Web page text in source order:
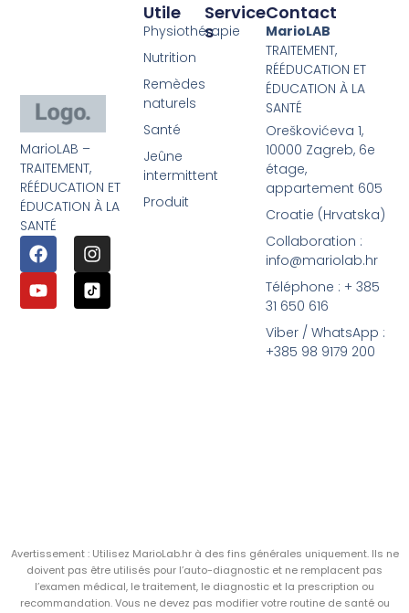
MarioLAB –
TRAITEMENT,
RÉÉDUCATION ET
ÉDUCATION À LA
SANTÉ
Service
S
Utile
Physiothérapie
Nutrition
Remèdes
naturels
Santé
Jeûne
intermittent
Produit
Contact
MarioLAB
TRAITEMENT,
RÉÉDUCATION ET
ÉDUCATION À LA
SANTÉ
Oreškovićeva 1,
10000 Zagreb, 6e
étage,
appartement 605
Croatie (Hrvatska)
Collaboration :
info@mariolab.hr
Téléphone : + 385
31 650 616
Viber / WhatsApp :
+385 98 9179 200
Avertissement : Utilisez MarioLab.hr à des fins générales uniquement. Ils ne
doivent pas être utilisés pour l’auto-diagnostic et ne remplacent pas
l’examen médical, le traitement, le diagnostic et la prescription ou
recommandation. Vous ne devez pas modifier votre routine de santé ou